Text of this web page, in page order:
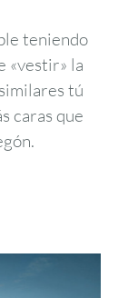
teniendo
«vestir» la
tú
caras que